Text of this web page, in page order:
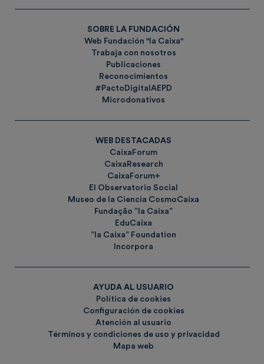
SOBRE LA FUNDACIÓN
Web Fundación "la Caixa"
Trabaja con nosotros
Publicaciones
Reconocimientos
#PactoDigitalAEPD
Microdonativos
WEB DESTACADAS
CaixaForum
CaixaResearch
CaixaForum+
El Observatorio Social
Museo de la Ciencia CosmoCaixa
Fundação ”la Caixa”
EduCaixa
”la Caixa” Foundation
Incorpora
AYUDA AL USUARIO
Política de cookies
Configuración de cookies
Atención al usuario
Términos y condiciones de uso y privacidad
Mapa web